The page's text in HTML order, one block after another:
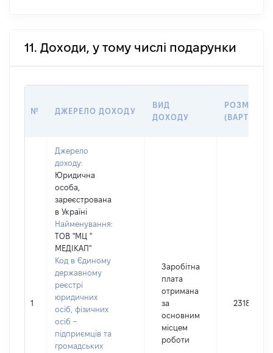
11. Доходи, у тому числі подарунки
№ ДЖЕРЕЛО ДОХОДУ
ВИД
ДОХОДУ
РОЗМІР
(ВАРТІСТЬ)
1
Джерело
доходу:
Юридична
особа,
зареєстрована
в Україні
Найменування:
ТОВ "МЦ "
МЕДІКАП"
Код в Єдиному
державному
реєстрі
юридичних
осіб, фізичних
осіб –
підприємців та
громадських
Заробітна
плата
отримана
за
основним
місцем
роботи
2318492